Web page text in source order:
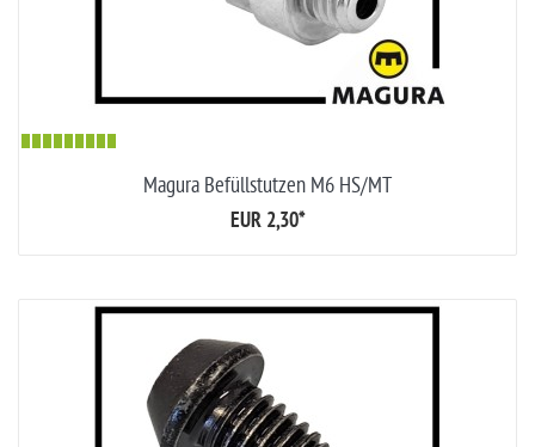
Magura Befüllstutzen M6 HS/MT
EUR 2,30*